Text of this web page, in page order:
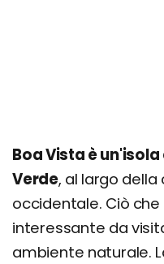
Boa Vista è
Verde, al largo
occidentale. Ciò
interessante da
ambiente naturale.